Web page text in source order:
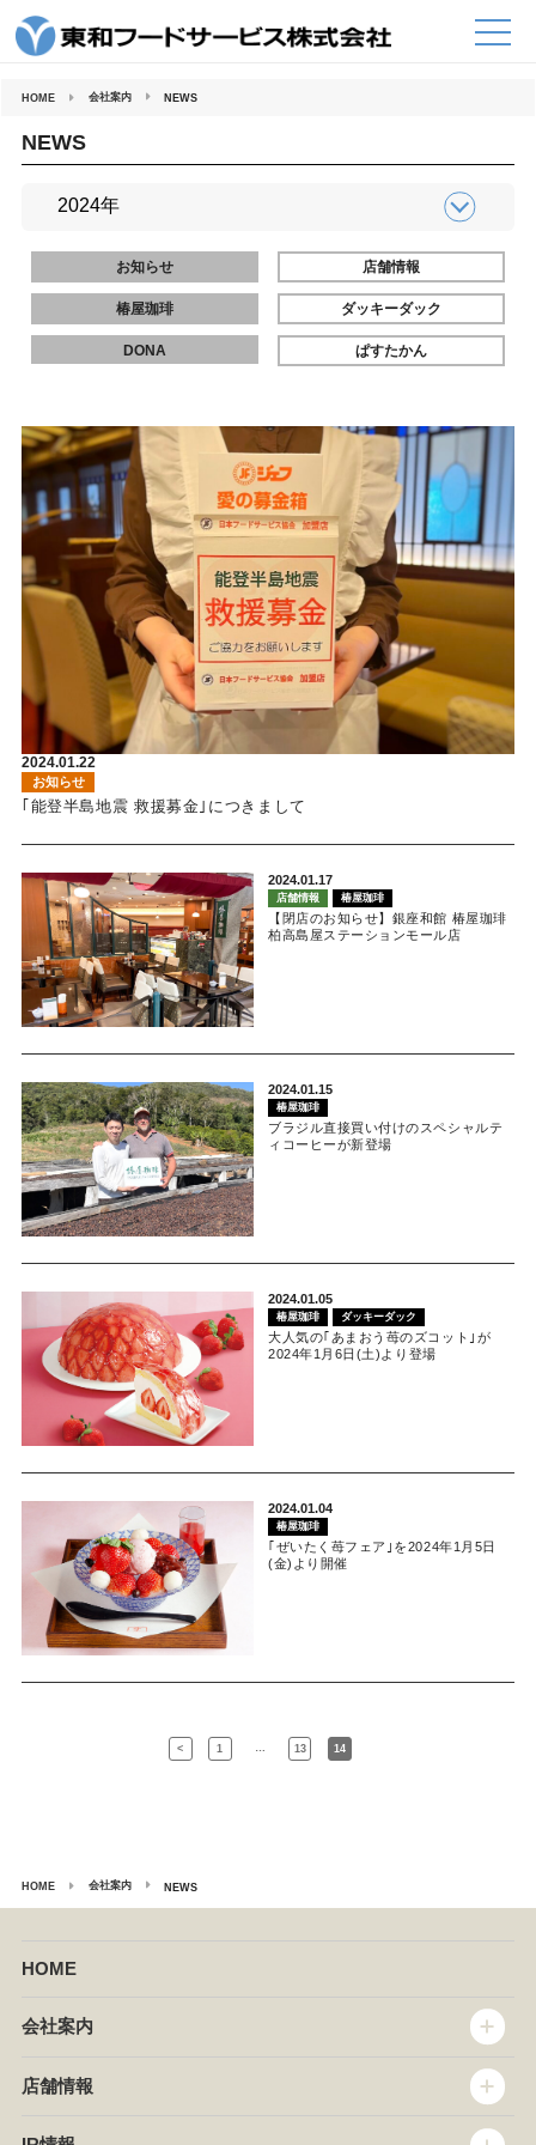
HOME 会社案内 NEWS
NEWS
お知らせ 店舗情報
椿屋珈琲 ダッキーダック
DONA ぱすたかん
2024.01.22
お知らせ
｢能登半島地震 救援募金｣につきまして
2024.01.17
店舗情報 椿屋珈琲
【閉店のお知らせ】銀座和館 椿屋珈琲
柏高島屋ステーションモール店
2024.01.15
椿屋珈琲
ブラジル直接買い付けのスペシャルテ
ィコーヒーが新登場
2024.01.05
椿屋珈琲 ダッキーダック
大人気の｢あまおう苺のズコット｣が
2024年1月6日(土)より登場
2024.01.04
椿屋珈琲
｢ぜいたく苺フェア｣を2024年1月5日
(金)より開催
< 1 … 13 14
HOME 会社案内 NEWS
HOME
会社案内
企業情報
店舗情報